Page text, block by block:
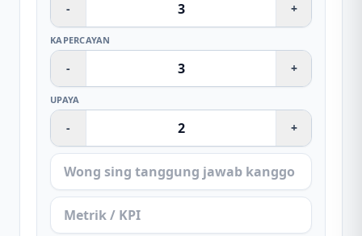
- +
KAPERCAYAN
- +
UPAYA
- +